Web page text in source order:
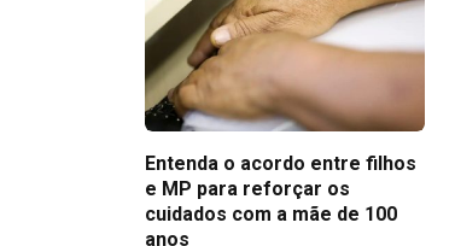
Entenda o acordo entre filhos
e MP para reforçar os
cuidados com a mãe de 100
anos